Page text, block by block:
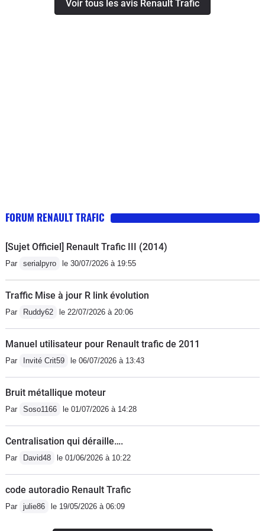
est fait pour. Même avec seulement
mets me permettent de faire 1000 à
réserve. D'ailleurs je mets environ 75
litres en moyenne et le reversoir est
réserve de 15L! Avis aux autres
propriétaires ???Niveau agrément
moteur, je pense que le 6ème rapports
aide à tomber la conso dans les limites
du raisonnable ( 1900tr/m à 90km/h).
Ce qu'il l'est moins est de devoir
dépasser les 2000tr/m quelque soit la
vitesse enclencher pour espérer avoir
une puissance correcte. De 1000t/m à
1600 il n'y a personne, c'en est même
dangereux, 1600 à 1800 dites bonjour
et au delà ça va mieux. Le petit turbo
Voir tous les avis Renault Trafic
FORUM RENAULT TRAFIC
[Sujet Officiel] Renault Trafic III (2014)
Par serialpyro le 30/07/2026 à 19:55
Traffic Mise à jour R link évolution
Par Ruddy62 le 22/07/2026 à 20:06
Manuel utilisateur pour Renault trafic de 2011
Par Invité Crit59 le 06/07/2026 à 13:43
Bruit métallique moteur
Par Soso1166 le 01/07/2026 à 14:28
Centralisation qui déraille….
Par David48 le 01/06/2026 à 10:22
code autoradio Renault Trafic
Par julie86 le 19/05/2026 à 06:09